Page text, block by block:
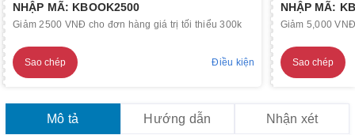
NHẬP MÃ: KBOOK2500
Giảm 2500 VNĐ cho đơn hàng giá trị tối thiểu 300k
Sao chép Điều kiện
NHẬP MÃ:
Giảm 5,000
Sao chép
Mô tả Hướng dẫn Nhận xét